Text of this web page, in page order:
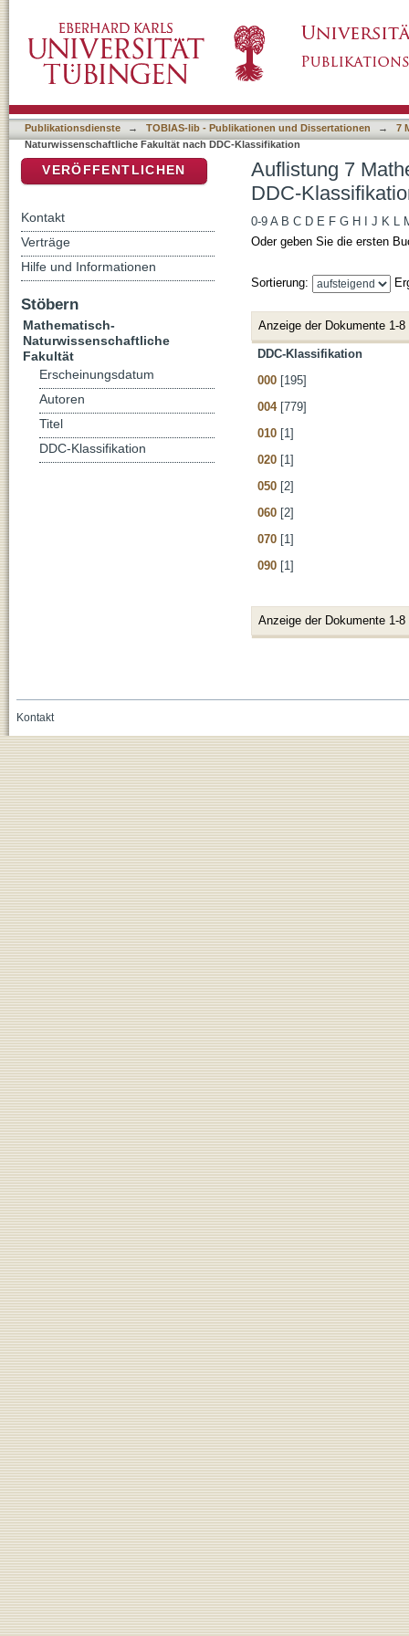
Publikationsdienste → TOBIAS-lib - Publikationen und Dissertationen →
7
Naturwissenschaftliche Fakultät nach DDC-Klassifikation
Auflistung 7
DDC-
0-9 A B C D E F G H J K L
Oder geben Sie die ersten
Sortierung:
Anzeige der Dokumente 1-8
DDC-Klassifikation
000 [195]
004[779]
010 [1]
020 [1]
050 [2]
060 [2]
070 [1]
090 [1]
Anzeige der Dokumente 1-8
VERÖFFENTLICHEN
Kontakt
Verträge
Hilfe und Informationen
Stöbern
Mathematisch-
Naturwissenschaftliche
Fakultät
Erscheinungsdatum
Autoren
Titel
DDC-Klassifikation
Kontakt